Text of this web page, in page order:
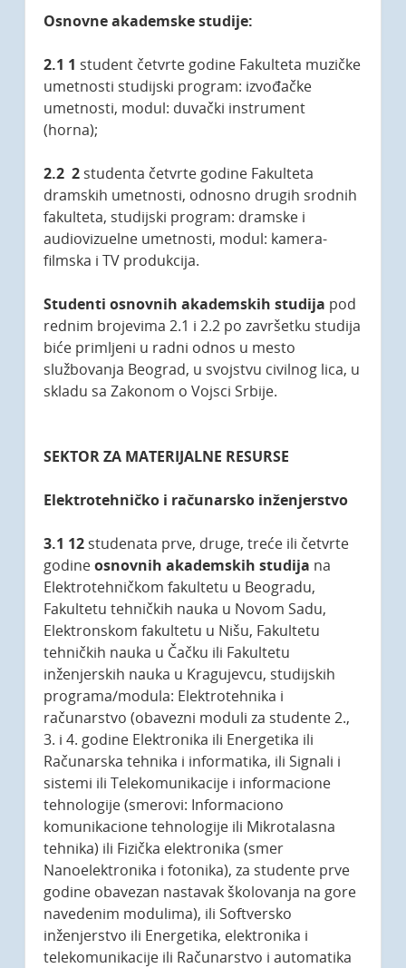
Osnovne akademske studije:
2.1 1 student četvrte godine Fakulteta muzičke
umetnosti studijski program: izvođačke
umetnosti, modul: duvački instrument
(horna);
2.2 2 studenta četvrte godine Fakulteta
dramskih umetnosti, odnosno drugih srodnih
fakulteta, studijski program: dramske i
audiovizuelne umetnosti, modul: kamera-
filmska i TV produkcija.
Studenti osnovnih akademskih studija pod
rednim brojevima 2.1 i 2.2 po završetku studija
biće primljeni u radni odnos u mesto
službovanja Beograd, u svojstvu civilnog lica, u
skladu sa Zakonom o Vojsci Srbije.
SEKTOR ZA MATERIJALNE RESURSE
Elektrotehničko i računarsko inženjerstvo
3.1 12 studenata prve, druge, treće ili četvrte
godineosnovnih akademskih studija na
Elektrotehničkom fakultetu u Beogradu,
Fakultetu tehničkih nauka u Novom Sadu,
Elektronskom fakultetu u Nišu, Fakultetu
tehničkih nauka u Čačku ili Fakultetu
inženjerskih nauka u Kragujevcu, studijskih
programa/modula: Elektrotehnika i
računarstvo (obavezni moduli za studente 2.,
3. i 4. godine Elektronika ili Energetika ili
Računarska tehnika i informatika, ili Signali i
sistemi ili Telekomunikacije i informacione
tehnologije (smerovi: Informaciono
komunikacione tehnologije ili Mikrotalasna
tehnika) ili Fizička elektronika (smer
Nanoelektronika i fotonika), za studente prve
godine obavezan nastavak školovanja na gore
navedenim modulima), ili Softversko
inženjerstvo ili Energetika, elektronika i
telekomunikacije ili Računarstvo i automatika